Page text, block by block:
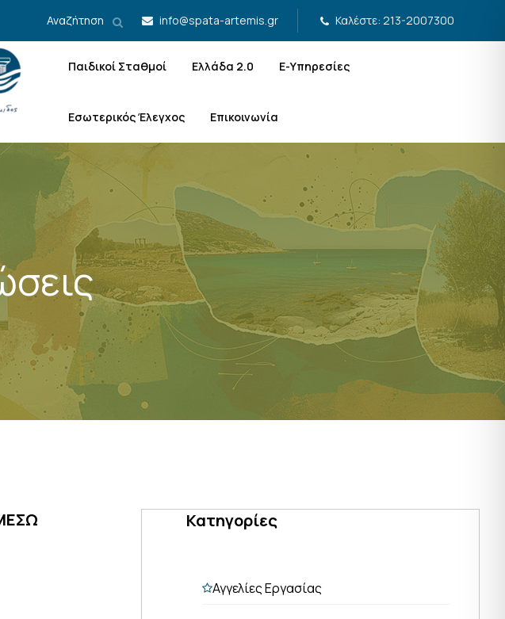
Αναζήτηση info@spata-artemis.gr Καλέστε: 213-2007300
Παιδικοί Σταθμοί Ελλάδα 2.0 Ε-Υπηρεσίες
Εσωτερικός Έλεγχος Επικοινωνία
Κατηγορίες
Αγγελίες Εργασίας